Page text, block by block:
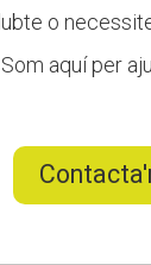
o
Som aquí per